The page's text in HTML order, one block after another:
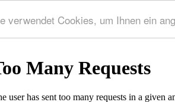
verwendet Cookies, um Ihnen ein